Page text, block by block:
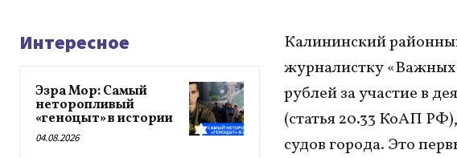
Интересное
Эзра Мор: Самый
неторопливый
«геноцыт» в истории
04.08.2026
Калининский
журналистку
рублей за участие в
(статья 20.33 КоАП
судов города. Это